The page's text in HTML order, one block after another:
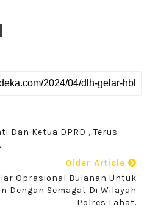
Dan Ketua DPRD , Terus
Older Article
Oprasional Bulanan Untuk
Dengan Semagat Di Wilayah
Polres Lahat.